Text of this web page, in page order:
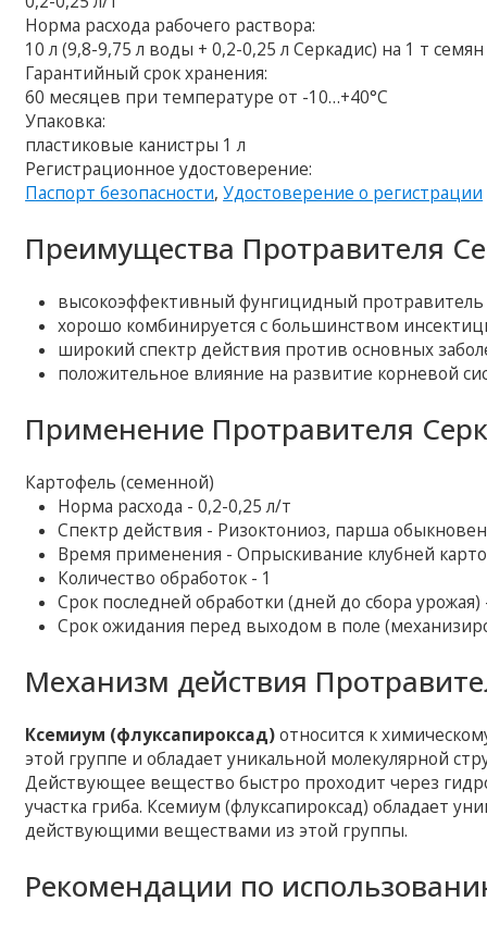
Норма расхода рабочего раствора:
10 л (9,8-9,75 л воды + 0,2-0,25 л Серкадис) на 1 т семян
Гарантийный срок хранения:
60 месяцев при температуре от -10…+40°C
Упаковка:
пластиковые канистры 1 л
Регистрационное удостоверение:
Паспорт безопасности,Удостоверение о регистрации
Преимущества Протравителя
высокоэффективный фунгицидный протравитель
хорошо комбинируется с большинством
широкий спектр действия против основных
положительное влияние на развитие корневой
Применение Протравителя
Картофель (семенной)
Норма расхода - 0,2-0,25 л/т
Спектр действия - Ризоктониоз, парша
Время применения - Опрыскивание клубней
Количество обработок - 1
Срок последней обработки (дней до сбора
Срок ожидания перед выходом в поле
Механизм действия
Ксемиум (флуксапироксад)относится к
этой группе и обладает уникальной молекулярной
Действующее вещество быстро проходит через
участка гриба. Ксемиум (флуксапироксад) обладает
действующими веществами из этой группы.
Рекомендации по